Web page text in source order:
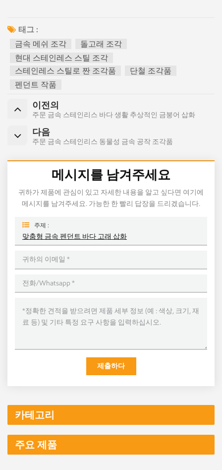
태그 :
금속 메쉬 조각
돌고래 조각
현대 스테인레스 스틸 조각
스테인레스 스틸로 짠 조각품
단철 조각품
펜던트 작품
이전의
주문 금속 스테인리스 바다 생활 추상적인 금붕어 삽화
다음
주문 금속 스테인리스 동물성 금속 공작 조각품
메시지를 남겨주세요
귀하가 제품에 관심이 있고 자세한 내용을 알고 싶다면 여기에
메시지를 남겨주세요. 가능한 한 빨리 답장을 드리겠습니다.
주제 :
맞춤형 금속 펜던트 바다 고래 삽화
제출하다
카테고리
주요 제품